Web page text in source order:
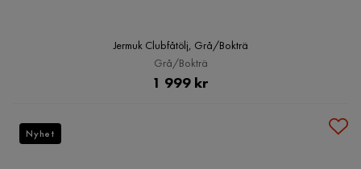
Jermuk Clubfåtölj, Grå/Bokträ
Grå/Bokträ
Pris
1 999 kr
Nyhet